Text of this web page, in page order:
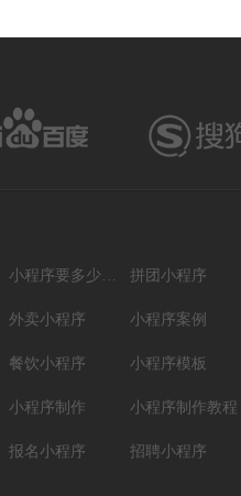
小程序要多少钱能开发 拼团小程序
外卖小程序 小程序案例
餐饮小程序 小程序模板
小程序制作 小程序制作教程
报名小程序 招聘小程序